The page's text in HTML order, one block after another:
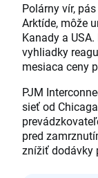
Polárny vír,
Arktíde, môže
Kanady a
vyhliadky
mesiaca ceny
PJM
sieť od
pred
znížiť dodávky